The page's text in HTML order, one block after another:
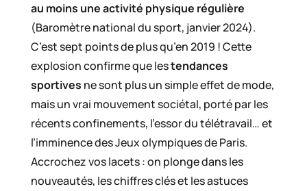
au moins une activité physique régulière
(Baromètre national du sport, janvier 2024).
C’est sept points de plus qu’en 2019 ! Cette
explosion confirme que lestendances
sportives ne sont plus un simple effet de mode,
mais un vrai mouvement sociétal, porté par les
récents confinements, l’essor du télétravail… et
l’imminence des Jeux olympiques de Paris.
Accrochez vos lacets : on plonge dans les
nouveautés, les chiffres clés et les astuces